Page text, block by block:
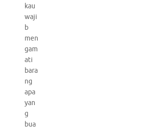
kau
waji
b
men
gam
ati
bara
ng
apa
yan
g
bua